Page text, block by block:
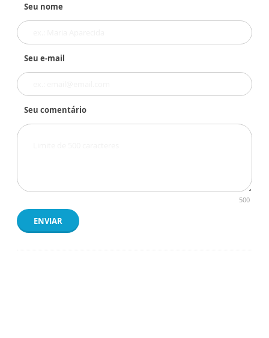
Seu nome
Seu e-mail
Seu comentário
500
ENVIAR